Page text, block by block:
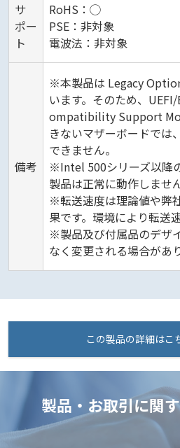
サ
ポー
ト
RoHS：◯
PSE：非対象
電波法：非対象
備考
※本製品は Legacy
います。そのため、
ompatibility Support
きないマザーボードでは
できません。
※Intel 500シリーズ以降
製品は正常に動作しませ
※転送速度は理論値や弊
果です。環境により転送
※製品及び付属品のデザ
なく変更される場合があ
この製品の詳細はこ
製品・お取引に関